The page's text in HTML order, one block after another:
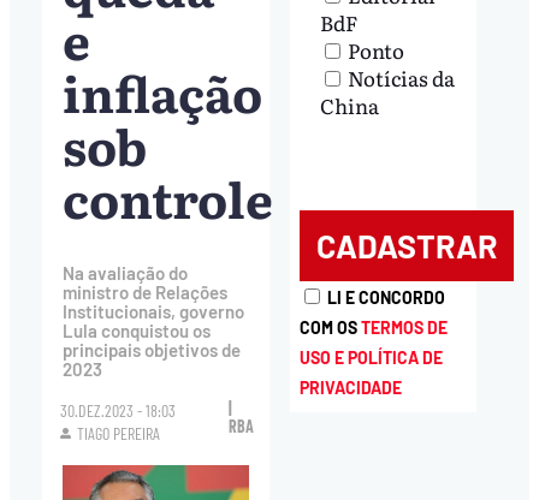
e
inflação
sob
controle
Na avaliação do
ministro de Relações
Institucionais, governo
Lula conquistou os
principais objetivos de
2023
30.DEZ.2023 - 18:03
TIAGO PEREIRA
RBA
BdF
Ponto
Notícias da
China
LI E CONCORDO
COM OSTERMOS DE
USO E POLÍTICA DE
PRIVACIDADE